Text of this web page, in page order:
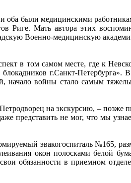
оба были медицинскими
Риге. Мать автора этих
Военно-медицинскую
в том самом месте, где к
г.Санкт-
начало войны стало самым
на экскурсию, – позже
представить не мог, что мы
эвакогоспиталь №165,
окон полосками белой
обязанности в приемном